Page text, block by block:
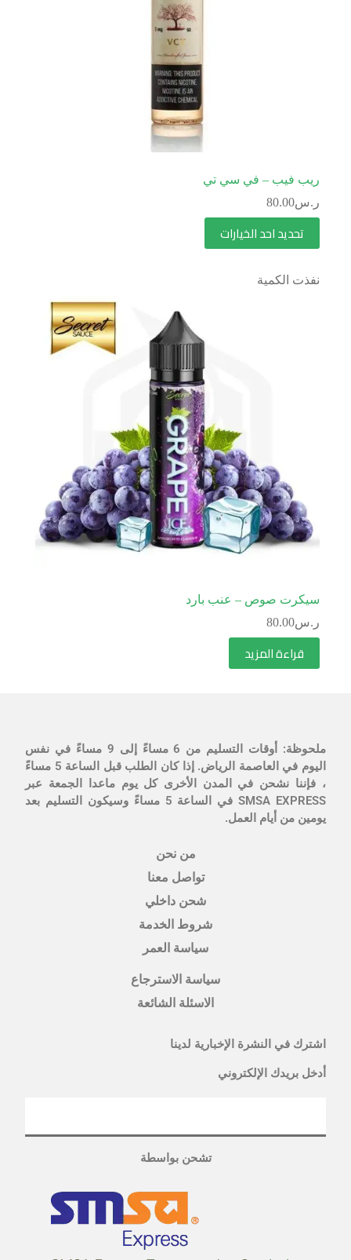
ريب فيب – في سي تي
ر.س80.00
تحديد احد الخيارات
نفذت الكمية
سيكرت صوص – عنب بارد
ر.س80.00
قراءة المزيد
ملحوظة: أوقات التسليم من 6 مساءً إلى 9 مساءً في نفس
اليوم في العاصمة الرياض. إذا كان الطلب قبل الساعة 5 مساءً
، فإننا نشحن في المدن الأخرى كل يوم ماعدا الجمعة عبر
SMSA EXPRESS في الساعة 5 مساءً وسيكون التسليم بعد
يومين من أيام العمل.
من نحن
تواصل معنا
شحن داخلي
شروط الخدمة
سياسة العمر
سياسة الاسترجاع
الاسئلة الشائعة
اشترك في النشرة الإخبارية لدينا
أدخل بريدك الإلكتروني
تشحن بواسطة